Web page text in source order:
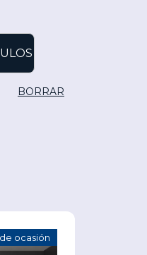
BORRAR
ocasión